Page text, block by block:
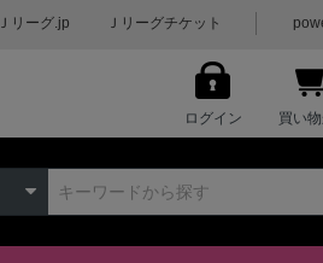
Ｊリーグ.jp Ｊリーグチケット
ログイン 買い